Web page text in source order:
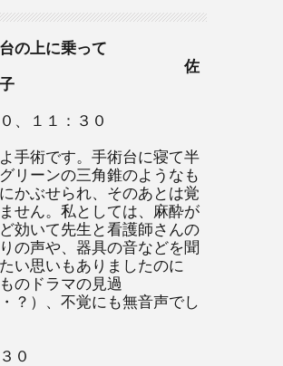
の上に乗って
佐
、１１：３０
手術です。手術台に寝て半
リーンの三角錐のようなも
かぶせられ、そのあとは覚
せん。私としては、麻酔が
効いて先生と看護師さんの
の声や、器具の音などを聞
い思いもありましたのに
ものドラマの見過
？）、不覚にも無音声でし
０